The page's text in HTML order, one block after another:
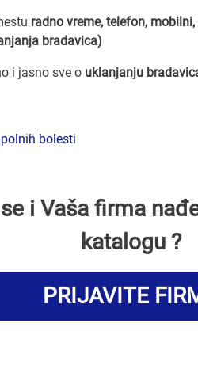
radno vreme, telefon,
bradavica)
i jasno sve o uklanjanju
bolesti
i Vaša firma
katalogu ?
PRIJAVITE